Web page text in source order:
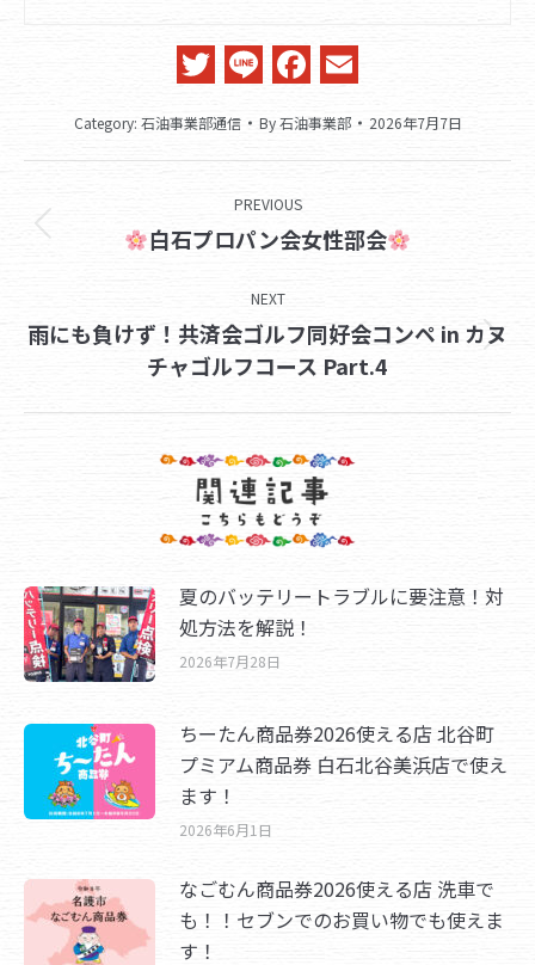
Twitter
LineFacebook
Category: 石油事業部通信 By石油事業部 2026年7月7日
navigation
PREVIOUS
Previous
白石プロパン会女性部会
NEXT
Next
post:
雨にも負けず！共済会ゴルフ同好会コンペ in カヌ
チャゴルフコース Part.4
夏のバッテリートラブルに要注意！対
処方法を解説！
2026年7月28日
ちーたん商品券2026使える店 北谷町
プミアム商品券 白石北谷美浜店で使え
ます！
2026年6月1日
なごむん商品券2026使える店 洗車で
も！！セブンでのお買い物でも使えま
す！